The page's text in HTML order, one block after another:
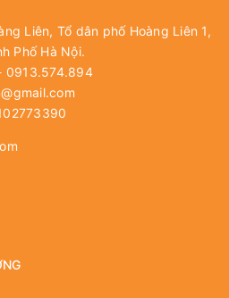
Liên, Tổ dân phố Hoàng Liên 1,
Phố Hà Nội.
0913.574.894